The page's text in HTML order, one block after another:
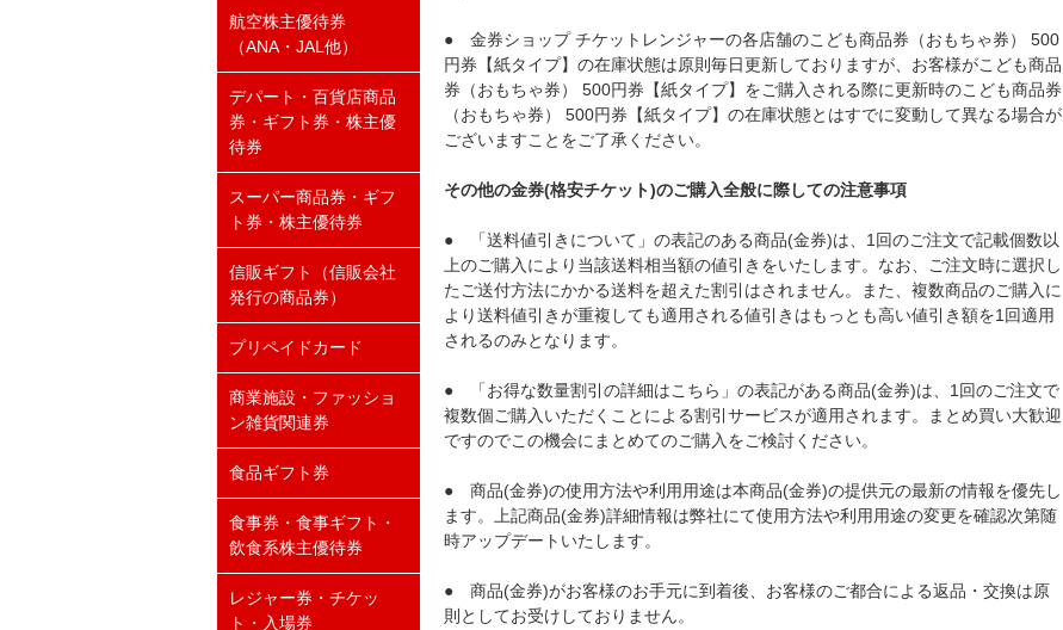
● 金券ショップ チケットレンジャーの各店舗のこども商品券（おもちゃ券） 500
円券【紙タイプ】の在庫状態は原則毎日更新しておりますが、お客様がこども商品
券（おもちゃ券） 500円券【紙タイプ】をご購入される際に更新時のこども商品券
（おもちゃ券） 500円券【紙タイプ】の在庫状態とはすでに変動して異なる場合が
ございますことをご了承ください。
その他の金券(格安チケット)のご購入全般に際しての注意事項
● 「送料値引きについて」の表記のある商品(金券)は、1回のご注文で記載個数以
上のご購入により当該送料相当額の値引きをいたします。なお、ご注文時に選択し
たご送付方法にかかる送料を超えた割引はされません。また、複数商品のご購入に
より送料値引きが重複しても適用される値引きはもっとも高い値引き額を1回適用
されるのみとなります。
● 「お得な数量割引の詳細はこちら」の表記がある商品(金券)は、1回のご注文で
複数個ご購入いただくことによる割引サービスが適用されます。まとめ買い大歓迎
ですのでこの機会にまとめてのご購入をご検討ください。
● 商品(金券)の使用方法や利用用途は本商品(金券)の提供元の最新の情報を優先し
ます。上記商品(金券)詳細情報は弊社にて使用方法や利用用途の変更を確認次第随
時アップデートいたします。
● 商品(金券)がお客様のお手元に到着後、お客様のご都合による返品・交換は原
則としてお受けしておりません。
航空株主優待券
（ANA・JAL他）
デパート・百貨店商品
券・ギフト券・株主優
待券
スーパー商品券・ギフ
ト券・株主優待券
信販ギフト（信販会社
発行の商品券）
プリペイドカード
商業施設・ファッショ
ン雑貨関連券
食品ギフト券
食事券・食事ギフト・
飲食系株主優待券
レジャー券・チケッ
ト・入場券